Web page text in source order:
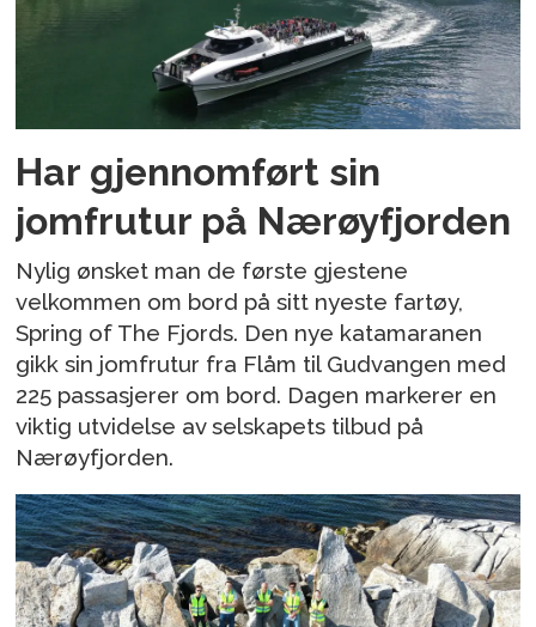
Har gjennomført sin
jomfrutur på Nærøyfjorden
Nylig ønsket man de første gjestene
velkommen om bord på sitt nyeste fartøy,
Spring of The Fjords. Den nye katamaranen
gikk sin jomfrutur fra Flåm til Gudvangen med
225 passasjerer om bord. Dagen markerer en
viktig utvidelse av selskapets tilbud på
Nærøyfjorden.